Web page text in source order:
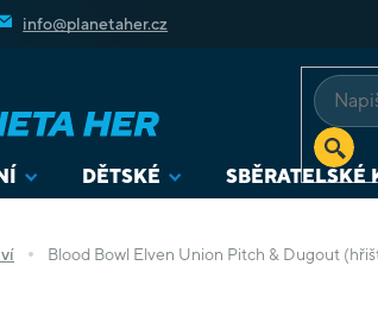
info@planetaher.cz
DĚTSKÉ SBĚRATELSKÉ
Blood Bowl Elven Union Pitch & Dugout